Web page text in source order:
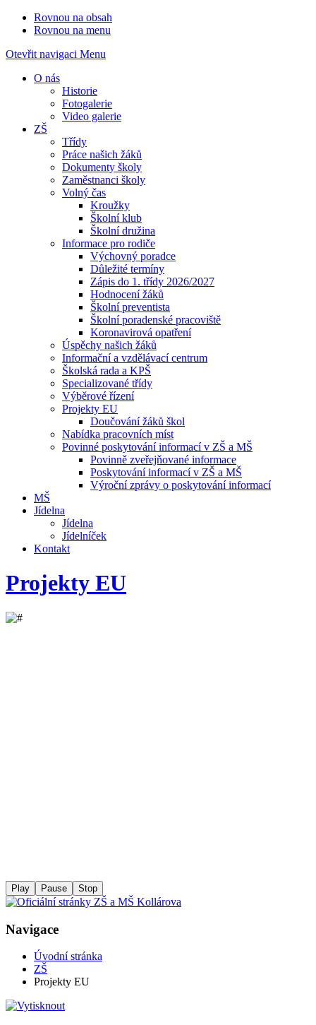
Rovnou na obsah
Rovnou na menu
Otevřit navigaci Menu
O nás
Historie
Fotogalerie
Video galerie
ZŠ
Třídy
Práce našich žáků
Dokumenty školy
Zaměstnanci školy
Volný čas
Kroužky
Školní klub
Školní družina
Informace pro rodiče
Výchovný poradce
Důležité termíny
Zápis do 1. třídy 2026/2027
Hodnocení žáků
Školní preventista
Školní poradenské pracoviště
Koronavirová opatření
Úspěchy našich žáků
Informační a vzdělávací centrum
Školská rada a KPŠ
Specializované třídy
Výběrové řízení
Projekty EU
Doučování žáků škol
Nabídka pracovních míst
Povinné poskytování informací v ZŠ a MŠ
Povinně zveřejňované informace
Poskytování informací v ZŠ a MŠ
Výroční zprávy o poskytování informací
MŠ
Jídelna
Jídelna
Jídelníček
Kontakt
Projekty EU
Play Pause Stop
Navigace
Úvodní stránka
ZŠ
Projekty EU